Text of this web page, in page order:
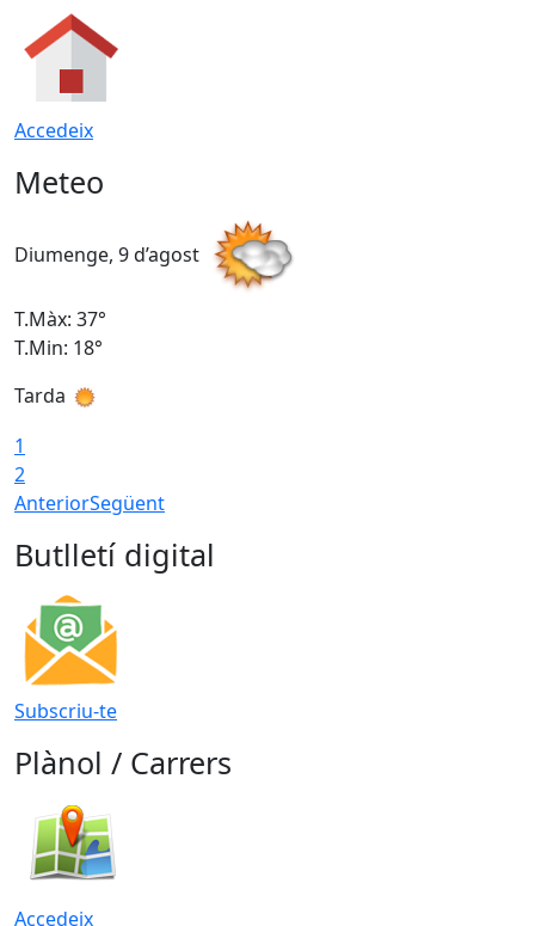
Accedeix
Meteo
Diumenge, 9 d’agost
T.Màx: 37°
T.Min: 18°
Tarda
1
2
AnteriorSegüent
Butlletí digital
Subscriu-te
Plànol / Carrers
Accedeix